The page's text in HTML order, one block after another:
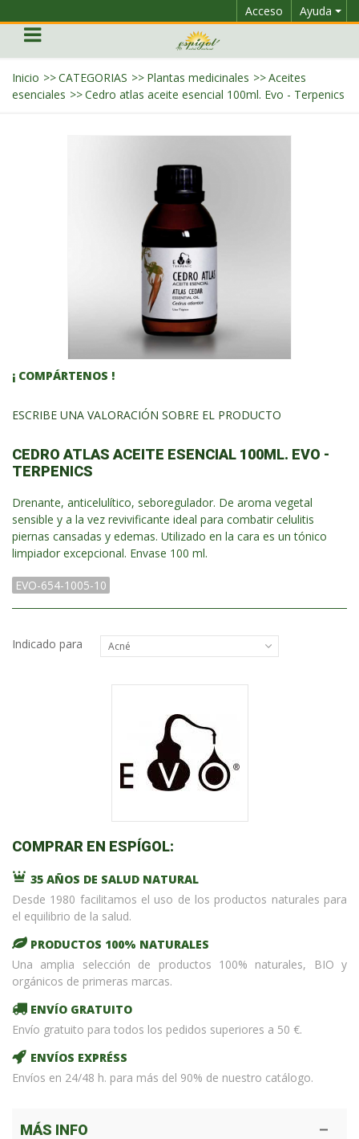
Ayuda
Acceso
Inicio >>CATEGORIAS >> Plantas medicinales >>Aceites
esenciales >>Cedro atlas aceite esencial 100ml. Evo - Terpenics
¡ COMPÁRTENOS !
ESCRIBE UNA VALORACIÓN SOBRE EL PRODUCTO
CEDRO ATLAS ACEITE ESENCIAL 100ML. EVO -
TERPENICS
Drenante, anticelulítico, seboregulador. De aroma vegetal
sensible y a la vez revivificante ideal para combatir celulitis
piernas cansadas y edemas. Utilizado en la cara es un tónico
limpiador excepcional. Envase 100 ml.
EVO-654-1005-10
Indicado para Acné
COMPRAR EN ESPÍGOL:
35 AÑOS DE SALUD NATURAL
Desde 1980 facilitamos el uso de los productos naturales para
el equilibrio de la salud.
PRODUCTOS 100% NATURALES
Una amplia selección de productos 100% naturales, BIO y
orgánicos de primeras marcas.
ENVÍO GRATUITO
Envío gratuito para todos los pedidos superiores a 50 €.
ENVÍOS EXPRÉSS
Envíos en 24/48 h. para más del 90% de nuestro catálogo.
MÁS INFO